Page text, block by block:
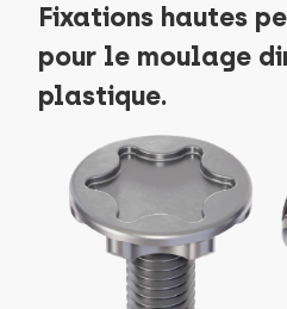
Fixations hautes
pour le moulage
plastique.